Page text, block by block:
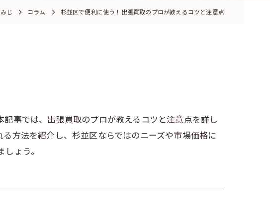
じ コラム 杉並区で便利に使う！出張買取のプロが教えるコツと注意点
事では、出張買取のプロが教えるコツと注意点を詳し
方法を紹介し、杉並区ならではのニーズや市場価格に
ょう。